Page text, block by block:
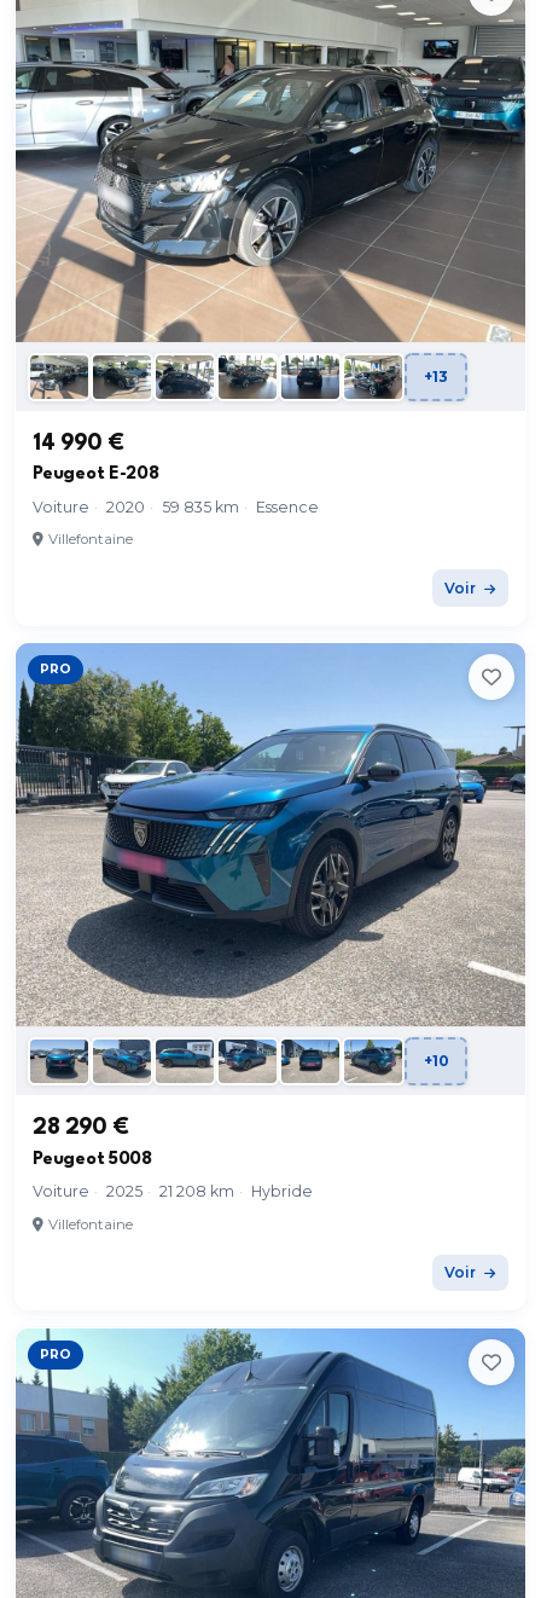
+13
14 990 €
Peugeot E-208
Voiture · 2020 · 59 835 km · Essence
Villefontaine
Voir
PRO
+10
28 290 €
Peugeot 5008
Voiture · 2025 · 21 208 km · Hybride
Villefontaine
Voir
PRO